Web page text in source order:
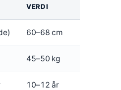
VERDI
60–68 cm
45–50 kg
10–12 år